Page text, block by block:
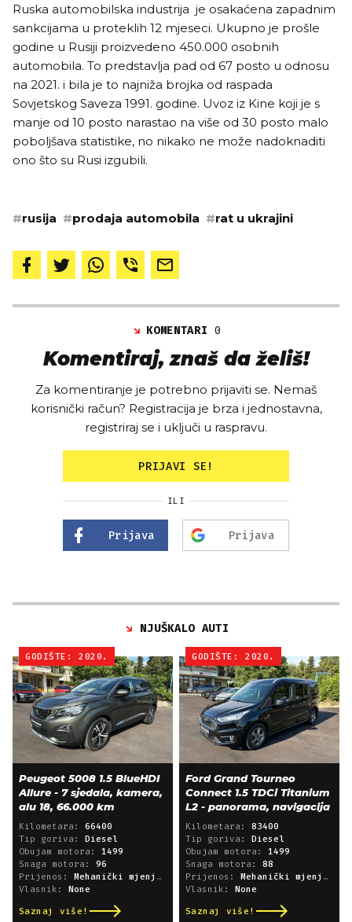
Ruska automobilska industrija je osakaćena zapadnim
sankcijama u proteklih 12 mjeseci. Ukupno je prošle
godine u Rusiji proizvedeno 450.000 osobnih
automobila. To predstavlja pad od 67 posto u odnosu
na 2021. i bila je to najniža brojka od raspada
Sovjetskog Saveza 1991. godine. Uvoz iz Kine koji je s
manje od 10 posto narastao na više od 30 posto malo
poboljšava statistike, no nikako ne može nadoknaditi
ono što su Rusi izgubili.
#rusija #prodaja automobila #rat u ukrajini
KOMENTARI0
Komentiraj, znaš da želiš!
Za komentiranje je potrebno prijaviti se. Nemaš
korisnički račun? Registracija je brza i jednostavna,
registriraj se i uključi u raspravu.
PRIJAVI SE!
ILI
Prijava Prijava
NJUŠKALO AUTI
GODIŠTE: 2020.
Peugeot 5008 1.5 BlueHDI
Allure - 7 sjedala, kamera,
alu 18, 66.000 km
Kilometara: 66400
Tip goriva: Diesel
Obujam motora: 1499
Snaga motora: 96
Prijenos: Mehanički mjenjač
Vlasnik: None
Saznaj više!
GODIŠTE: 2020.
Ford Grand Tourneo
Connect 1.5 TDCi Titanium
L2 - panorama, navigacija
Kilometara: 83400
Tip goriva: Diesel
Obujam motora: 1499
Snaga motora: 88
Prijenos: Mehanički mjenjač
Vlasnik: None
Saznaj više!